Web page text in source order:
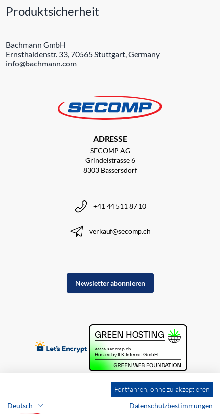
Produktsicherheit
Bachmann GmbH
Ernsthaldenstr. 33, 70565 Stuttgart, Germany
info@bachmann.com
ADRESSE
SECOMP AG
Grindelstrasse 6
8303 Bassersdorf
+41 44 511 87 10
verkauf@secomp.ch
Newsletter abonnieren
Fortfahren, ohne zu akzeptieren
Deutsch
Datenschutzbestimmungen